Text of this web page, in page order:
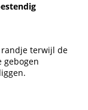
terwijl de
gebogen